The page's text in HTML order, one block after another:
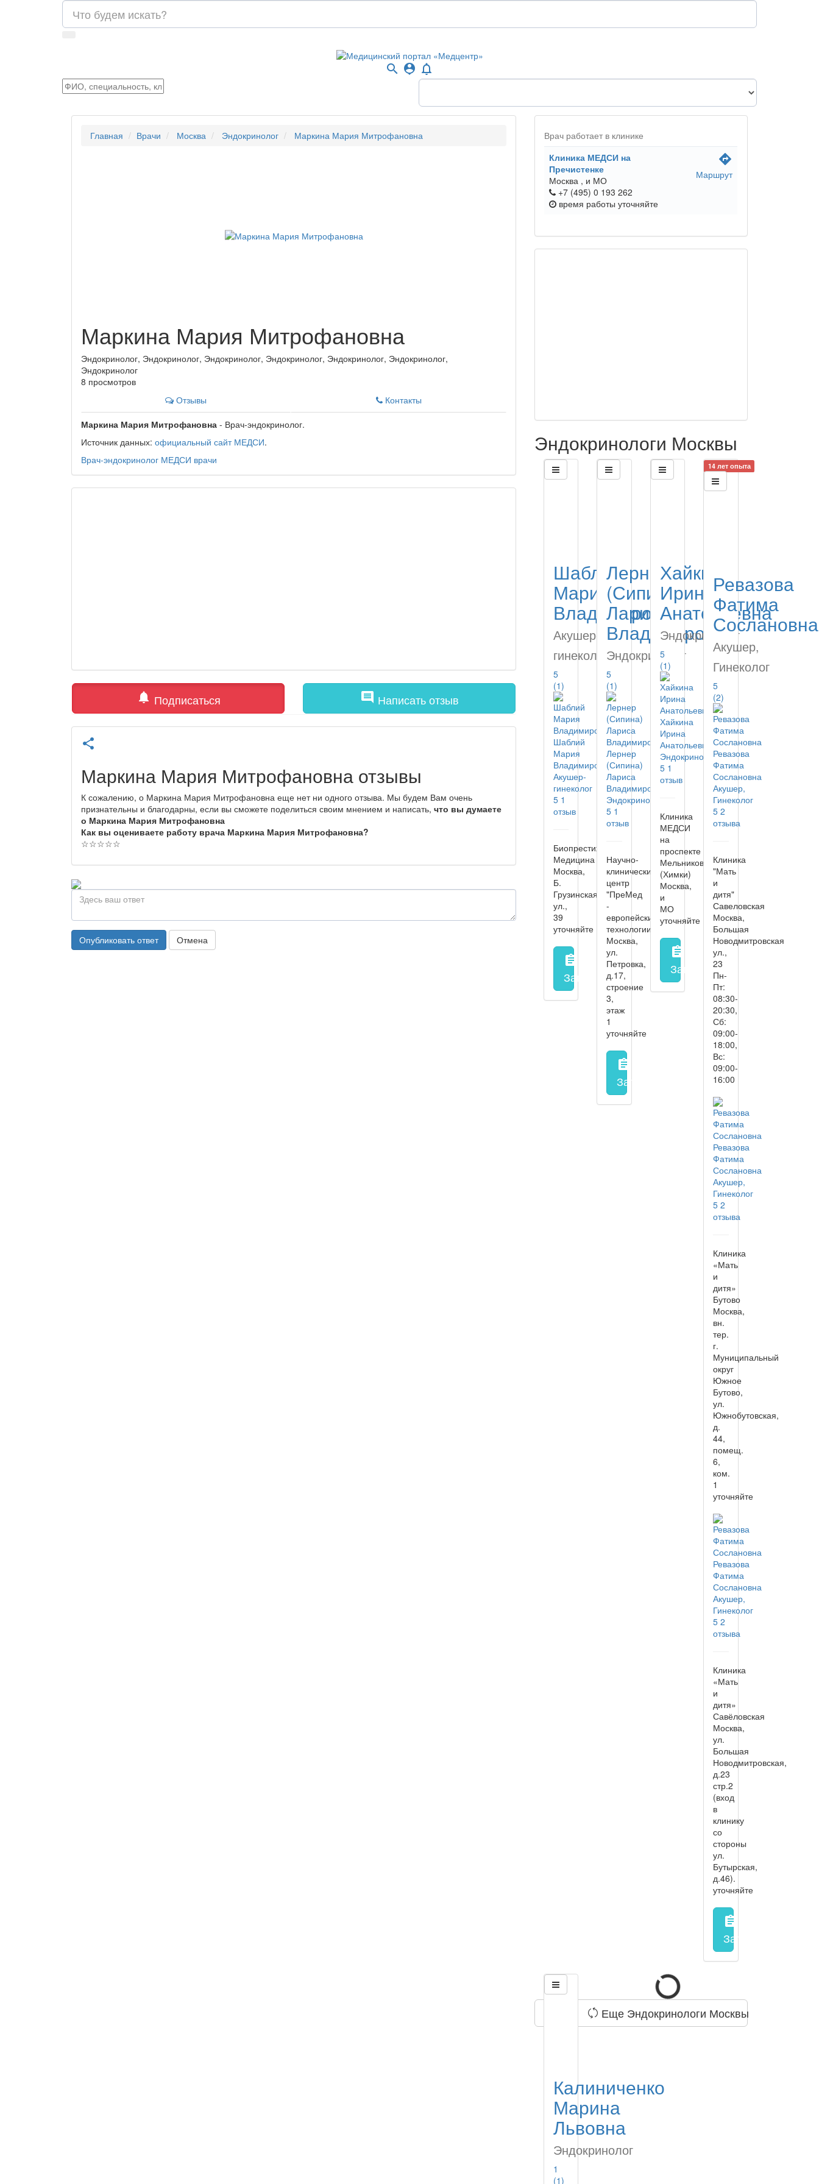
search person_pin notifications_none
Главная Врачи Москва Эндокринолог Маркина Мария Митрофановна
Маркина Мария Митрофановна
Эндокринолог, Эндокринолог, Эндокринолог, Эндокринолог, Эндокринолог, Эндокринолог,
Эндокринолог
8 просмотров
Отзывы
Контакты
Маркина Мария Митрофановна - Врач-эндокринолог.
Источник данных: официальный сайт МЕДСИ.
Врач-эндокринолог МЕДСИ врачи
notifications Подписаться comment Написать отзыв
share
Маркина Мария Митрофановна отзывы
К сожалению, о Маркина Мария Митрофановна еще нет ни одного отзыва. Мы будем Вам очень
признательны и благодарны, если вы сможете поделиться своим мнением и написать, что вы думаете
о Маркина Мария Митрофановна
Как вы оцениваете работу врача Маркина Мария Митрофановна?
☆☆☆☆☆
Опубликовать ответ Отмена
Врач работает в клинике
Клиника МЕДСИ на
Пречистенке
Москва , и МО
+7 (495) 0 193 262
время работы уточняйте
directions
Маршрут
Эндокринологи Москвы
Шаблий
Мария
Владимировна
Акушер-
гинеколог
5
(1)
Шаблий
Мария
Владимировна
Акушер-
гинеколог
5 1
отзыв
Биопрестиж
Медицина
Москва,
Б.
Грузинская
ул.,
39
уточняйте
assignment
Запись на прием заполнить форму онлайн
Лернер
(Сипина)
Лариса
Владимировна
Эндокринолог
5
(1)
Лернер
(Сипина)
Лариса
Владимировна
Эндокринолог
5 1
отзыв
Научно-
клинический
центр
"ПреМед
-
европейские
технологии"
Москва,
ул.
Петровка,
д.17,
строение
3,
этаж
1
уточняйте
assignment
Запись на прием заполнить форму
Хайкина
Ирина
Анатольевна
Эндокринолог
5
(1)
Хайкина
Ирина
Анатольевна
Эндокринолог
5 1
отзыв
Клиника
МЕДСИ
на
проспекте
Мельникова
(Химки)
Москва,
и
МО
уточняйте
assignment
Запись на прием
14 лет опыта
Ревазова
Фатима
Сослановна
Акушер,
Гинеколог
5
(2)
Ревазова
Фатима
Сослановна
Акушер,
Гинеколог
5 2
отзыва
Клиника
"Мать
и
дитя"
Савеловская
Москва,
Большая
Новодмитровская
ул.,
23
Пн-
Пт:
08:30-
20:30,
Сб:
09:00-
18:00,
Вс:
09:00-
16:00
Ревазова
Фатима
Сослановна
Акушер,
Гинеколог
5 2
отзыва
Клиника
«Мать
и
дитя»
Бутово
Москва,
вн.
тер.
г.
Муниципальный
округ
Южное
Бутово,
ул.
Южнобутовская,
д.
44,
помещ.
6,
ком.
1
уточняйте
Ревазова
Фатима
Сослановна
Акушер,
Гинеколог
5 2
отзыва
Клиника
«Мать
и
дитя»
Савёловская
Москва,
ул.
Большая
Новодмитровская,
д.23
стр.2
(вход
в
клинику
со
стороны
ул.
Бутырская,
д.46).
уточняйте
assignment
Запись на прием
Калиниченко
Марина
Львовна
Эндокринолог
1
(1)
Еще Эндокринологи Москвы